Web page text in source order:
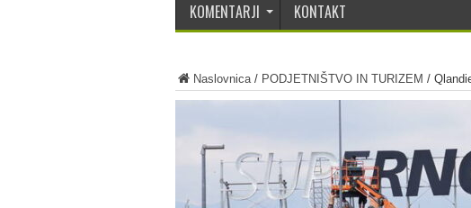
KOMENTARJI
KONTAKT
Naslovnica/ PODJETNIŠTVO IN TURIZEM /